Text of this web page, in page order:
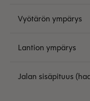
Vyötärön ympärys
Lantion ympärys
Jalan sisäpituus